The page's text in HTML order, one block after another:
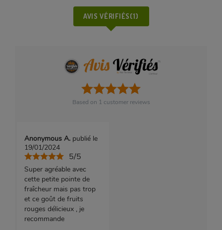
AVIS VÉRIFIÉS(1)
Based on 1 customer reviews
Anonymous A. publié le
19/01/2024
5/5
Super agréable avec
cette petite pointe de
fraîcheur mais pas trop
et ce goût de fruits
rouges délicieux , je
recommande